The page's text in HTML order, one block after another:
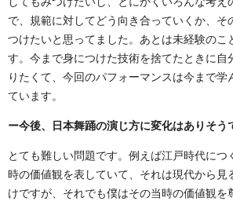
で、規範に対してどう向き合っていくか、そ
つけたいと思ってました。あとは未経験のこ
す。今まで身につけた技術を捨てたときに自
りたくて、今回のパフォーマンスは今まで学
ています。
ー今後、日本舞踊の演じ方に変化はありそう
とても難しい問題です。例えば江戸時代につ
時の価値観を表していて、それは現代から見
けですが、それでも僕はその当時の価値観を